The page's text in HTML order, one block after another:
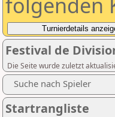
Festival de
Die Seite wurde zuletzt
Suche nach Spieler
Startrangliste